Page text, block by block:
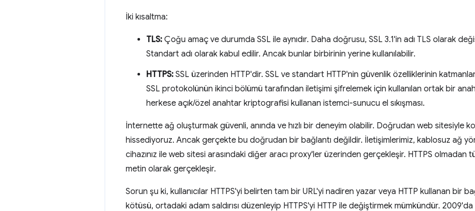
İki kısaltma:
TLS: Çoğu amaç ve durumda SSL ile aynıdır. Daha doğrusu, SSL 3.1'in adı TLS olarak
Standart adı olarak kabul edilir. Ancak bunlar birbirinin yerine kullanılabilir.
HTTPS: SSL üzerinden HTTP'dir. SSL ve standart HTTP'nin güvenlik özelliklerinin
SSL protokolünün ikinci bölümü tarafından iletişimi şifrelemek için kullanılan ortak bir
herkese açık/özel anahtar kriptografisi kullanan istemci-sunucu el sıkışması.
İnternette ağ oluşturmak güvenli, anında ve hızlı bir deneyim olabilir. Doğrudan web sitesiyle
hissediyoruz. Ancak gerçekte bu doğrudan bir bağlantı değildir. İletişimlerimiz, kablosuz ağ
cihazınız ile web sitesi arasındaki diğer aracı proxy'ler üzerinden gerçekleşir. HTTPS olmadan
metin olarak gerçekleşir.
Sorun şu ki, kullanıcılar HTTPS'yi belirten tam bir URL'yi nadiren yazar veya HTTP kullanan bir
kötüsü, ortadaki adam saldırısı düzenleyip HTTPS'yi HTTP ile değiştirmek mümkündür. 2009'da